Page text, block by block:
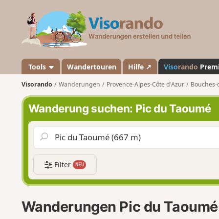
a
n
d
o
Tools Wandertouren Hilfe ↗ Visorando
Visorando Wanderungen Provence-Alpes-Côte d'Azur
Wanderung suchen: Pic du Taoumé
Filter NEU
Wanderungen Pic du Taoumé